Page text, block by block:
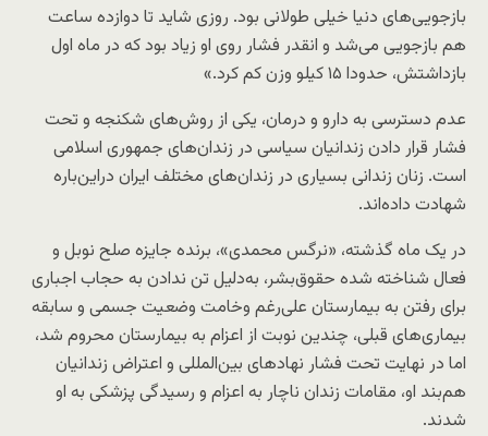
بازجویی‌های دنیا خیلی طولانی بود. روزی شاید تا دوازده ساعت
هم بازجویی می‌شد و انقدر فشار روی او زیاد بود که در ماه اول
بازداشتش، حدودا ۱۵ کیلو وزن کم کرد.»
عدم دسترسی به دارو و درمان، یکی از روش‌های شکنجه و تحت
فشار قرار دادن زندانیان سیاسی در زندان‌های جمهوری اسلامی
است. زنان زندانی بسیاری در زندان‌های مختلف ایران دراین‌باره
شهادت داده‌اند.
در یک‌ ماه گذشته، «نرگس محمدی»، برنده جایزه صلح نوبل و
فعال شناخته شده حقوق‌بشر، به‌دلیل تن ندادن به حجاب اجباری
برای رفتن به بیمارستان علی‌رغم وخامت وضعیت جسمی و سابقه
بیماری‌های قبلی، چندین نوبت از اعزام به بیمارستان محروم شد،
اما در نهایت تحت فشار نهادهای بین‌المللی و اعتراض زندانیان
هم‌بند او، مقامات زندان ناچار به اعزام و رسیدگی پزشکی به او
شدند.